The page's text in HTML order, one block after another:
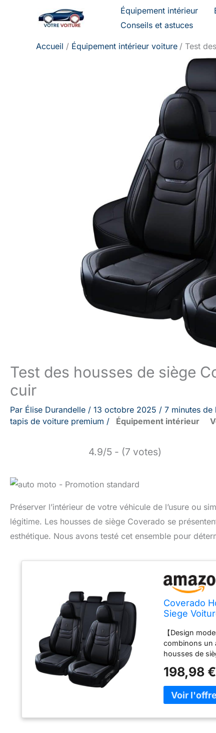
Équipement intérieur
Conseils et astuces
Accueil Équipement intérieur voiture Test
Test des housses de siège
cuir
Par Élise Durandelle / 13 octobre 2025 / 7 minutes de
tapis de voiture premium / Équipement intérieur
4.9/5 - (7 votes)
Préserver l’intérieur de votre véhicule de l’usure ou
légitime. Les housses de siège Coverado se
esthétique. Nous avons testé cet ensemble pour
Coverado
Siege
Pick-up
【Design
combinons un
housses de
housses de
maximum de
zone de la
fournit à votre
198,98 €